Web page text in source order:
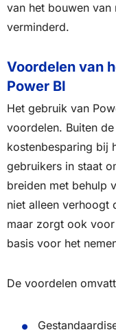
van het bouwen
verminderd.
Voordelen van
Power BI
Het gebruik van
voordelen. Buiten
kostenbesparing bij
gebruikers in staat
breiden met behulp
niet alleen verhoogt
maar zorgt ook
basis voor het
De voordelen